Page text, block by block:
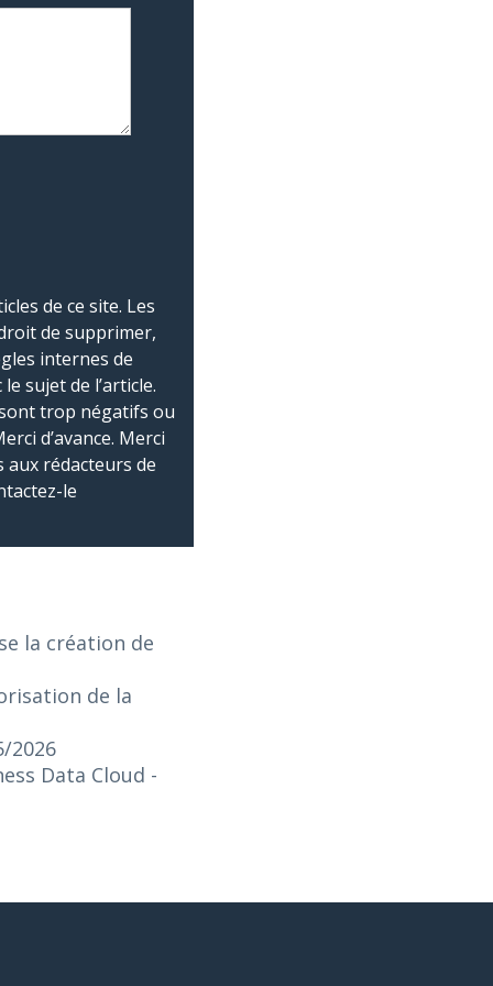
de ce site. Les
de supprimer,
internes de
sujet de l’article.
trop négatifs ou
d’avance. Merci
rédacteurs de
le
la création de
de la
2026
Data Cloud -